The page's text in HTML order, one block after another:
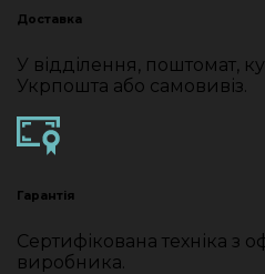
Доставка
У відділення, поштомат,
Укрпошта або самовивіз.
Гарантія
Сертифікована техніка з
виробника.